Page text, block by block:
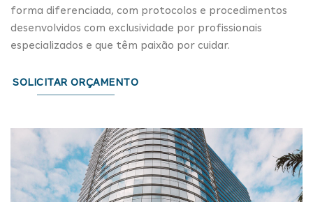
forma diferenciada, com protocolos e procedimentos
desenvolvidos com exclusividade por profissionais
especializados e que têm paixão por cuidar.
SOLICITAR ORÇAMENTO